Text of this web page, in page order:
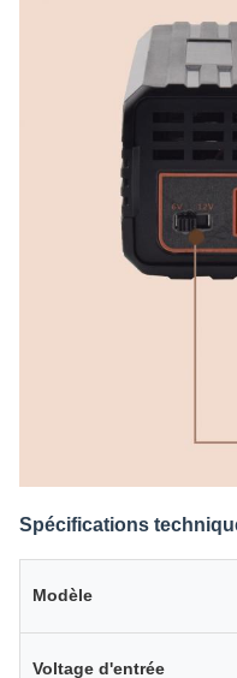
Spécifications
Modèle
Voltage d'entrée